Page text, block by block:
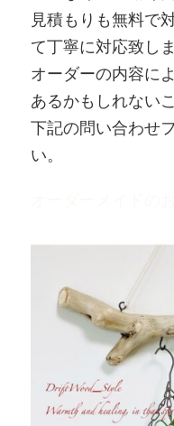
見積もりも無料で
て丁寧に対応致しま
オーダーの内容に
あるかもしれない
下記の問い合わせ
い。